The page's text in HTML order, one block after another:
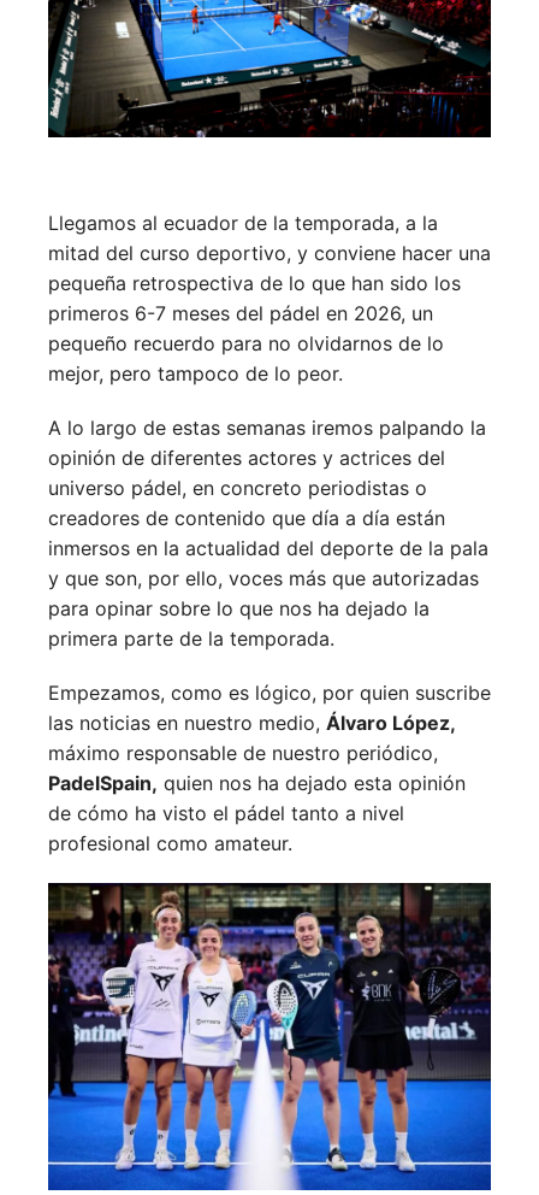
Llegamos al ecuador de la temporada, a la
mitad del curso deportivo, y conviene hacer una
pequeña retrospectiva de lo que han sido los
primeros 6-7 meses del pádel en 2026, un
pequeño recuerdo para no olvidarnos de lo
mejor, pero tampoco de lo peor.
A lo largo de estas semanas iremos palpando la
opinión de diferentes actores y actrices del
universo pádel, en concreto periodistas o
creadores de contenido que día a día están
inmersos en la actualidad del deporte de la pala
y que son, por ello, voces más que autorizadas
para opinar sobre lo que nos ha dejado la
primera parte de la temporada.
Empezamos, como es lógico, por quien suscribe
las noticias en nuestro medio, Álvaro López,
máximo responsable de nuestro periódico,
PadelSpain, quien nos ha dejado esta opinión
de cómo ha visto el pádel tanto a nivel
profesional como amateur.